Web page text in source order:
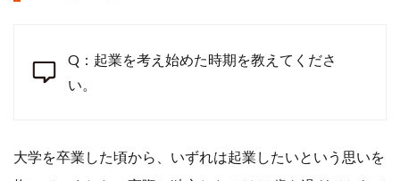
Q：起業を考え始めた時期を教えてくださ
い。
大学を卒業した頃から、いずれは起業したいという思いを